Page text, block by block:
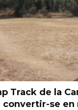
Track de la
convertir-se